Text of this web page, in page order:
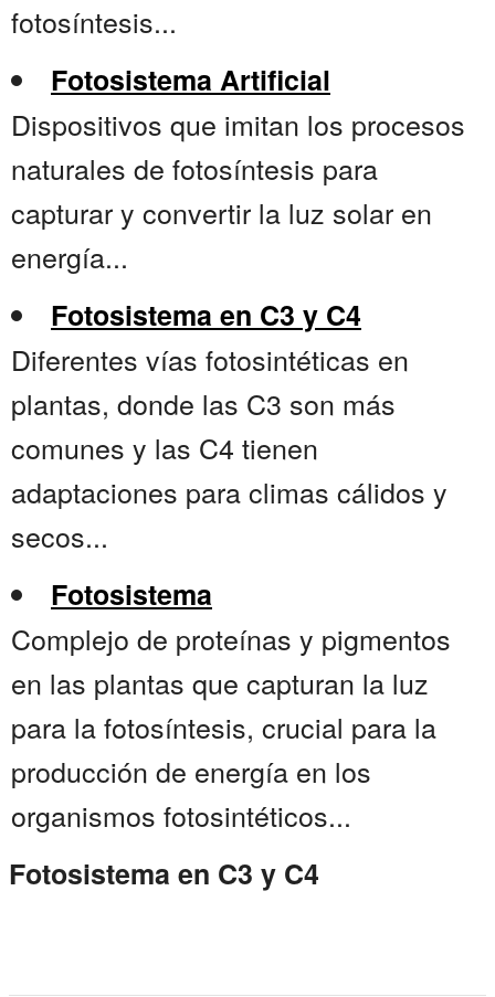
fotosíntesis...
Fotosistema Artificial
Dispositivos que imitan los procesos
naturales de fotosíntesis para
capturar y convertir la luz solar en
energía...
Fotosistema en C3 y C4
Diferentes vías fotosintéticas en
plantas, donde las C3 son más
comunes y las C4 tienen
adaptaciones para climas cálidos y
secos...
Fotosistema
Complejo de proteínas y pigmentos
en las plantas que capturan la luz
para la fotosíntesis, crucial para la
producción de energía en los
organismos fotosintéticos...
Fotosistema en C3 y C4